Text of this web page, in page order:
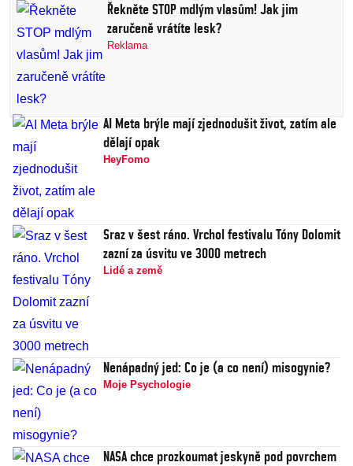
Řekněte STOP mdlým vlasům! Jak jim
zaručeně vrátíte lesk?
Reklama
AI Meta brýle mají zjednodušit život, zatím ale
dělají opak
HeyFomo
Sraz v šest ráno. Vrchol festivalu Tóny Dolomit
zazní za úsvitu ve 3000 metrech
Lidé a země
Nenápadný jed: Co je (a co není) misogynie?
Moje Psychologie
NASA chce prozkoumat jeskyně pod povrchem